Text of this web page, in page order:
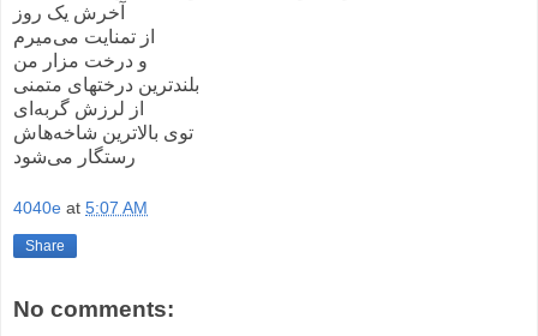
آخرش یک روز
از تمنایت می‌میرم
و درخت مزار من
بلندترین درختهای متمنی
از لرزش گربه‌ای
توی بالاترین شاخه‌هاش
رستگار می‌شود
4040e at 5:07 AM
Share
No comments: